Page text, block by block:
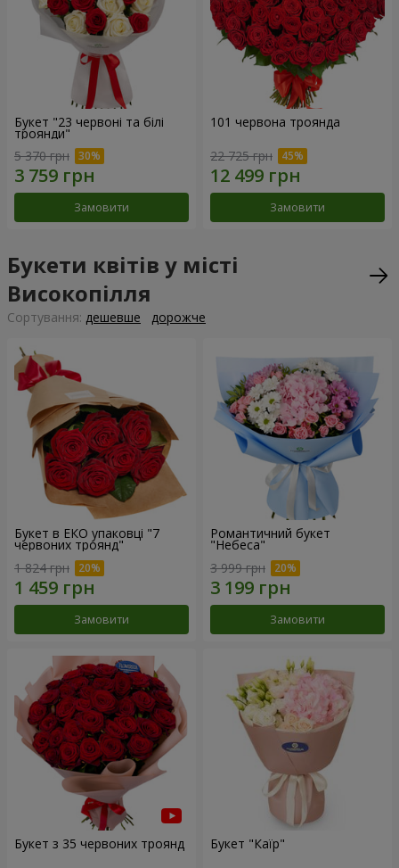
Букет "23 червоні та білі
троянди"
5 370 грн
Замовити
101 червона троянда
22 725 грн
Замовити
Букети квітів у місті
Високопілля
Сортування: дешевше дорожче
Букет в ЕКО упаковці "7
червоних троянд"
1 824 грн
Замовити
Романтичний букет
"Небеса"
3 999 грн
Замовити
Букет з 35 червоних троянд Букет "Каїр"